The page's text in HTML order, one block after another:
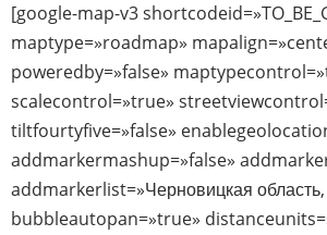
[google-map-v3
maptype=»roadmap»
poweredby=»false»
scalecontrol=»true»
tiltfourtyfive=»false»
addmarkermashup=»false»
addmarkerlist=»Черновицкая
bubbleautopan=»true»